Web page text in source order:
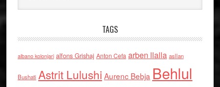
TAGS
albano kolonjari alfons Grishaj Anton Cefa arben llalla asllan
Bushati Astrit Lulushi Aurenc Bebja Behlul